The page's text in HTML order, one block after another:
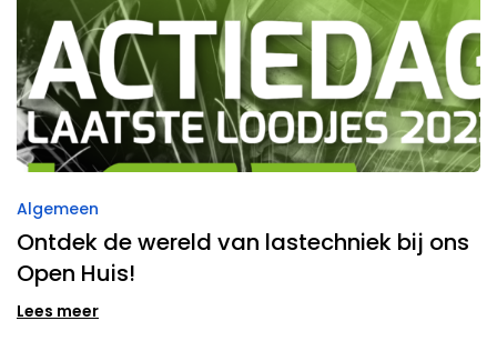
Algemeen
Ontdek de wereld van lastechniek bij ons
Open Huis!
Lees meer